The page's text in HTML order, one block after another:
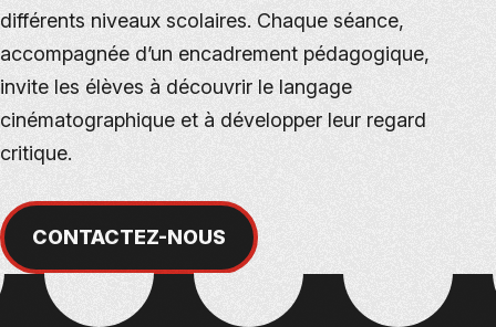
différents niveaux scolaires. Chaque séance,
accompagnée d’un encadrement pédagogique,
invite les élèves à découvrir le langage
cinématographique et à développer leur regard
critique.
CONTACTEZ-NOUS